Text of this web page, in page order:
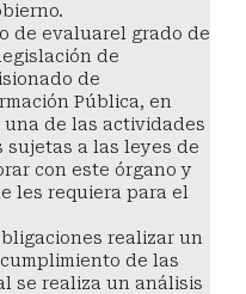
de evaluarel grado de
de
de
Pública, en
una de las actividades
a las leyes de
con este órgano y
les requiera para el
realizar un
de las
se realiza un análisis